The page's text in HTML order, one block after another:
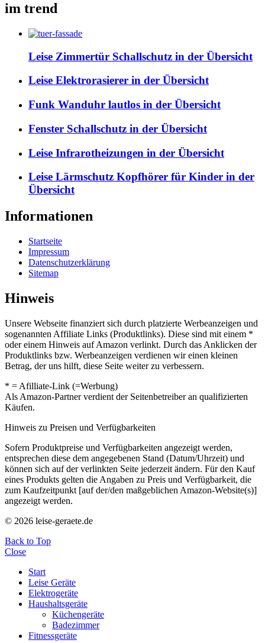
im trend
Leise Zimmertür Schallschutz in der Übersicht
Leise Elektrorasierer in der Übersicht
Funk Wanduhr lautlos in der Übersicht
Fenster Schallschutz in der Übersicht
Leise Infrarotheizungen in der Übersicht
Leise Lärmschutz Kopfhörer für Kinder in der
Übersicht
Informationen
Startseite
Impressum
Datenschutzerklärung
Sitemap
Hinweis
Unsere Webseite finanziert sich durch platzierte Werbeanzeigen und
sogenannten Affiliate Links (Produktlinks). Diese sind mit einem *
oder einem Hinweis auf Amazon verlinkt. Durch das Anklicken der
Produktlinks bzw. Werbeanzeigen verdienen wir einen kleinen
Betrag, der uns hilft, diese Seite weiter zu verbessern.
* = Afilliate-Link (=Werbung)
Als Amazon-Partner verdient der Seitenbetreiber an qualifizierten
Käufen.
Hinweis zu Preisen und Verfügbarkeiten
Sofern Produktpreise und Verfügbarkeiten angezeigt werden,
entsprechen diese dem angegebenen Stand (Datum/Uhrzeit) und
können sich auf der verlinkten Seite jederzeit ändern. Für den Kauf
eines Produkts gelten die Angaben zu Preis und Verfügbarkeit, die
zum Kaufzeitpunkt [auf der/den maßgeblichen Amazon-Website(s)]
angezeigt werden.
© 2026 leise-geraete.de
Back to Top
Close
Start
Leise Geräte
Elektrogeräte
Haushaltsgeräte
Küchengeräte
Badezimmer
Fitnessgeräte